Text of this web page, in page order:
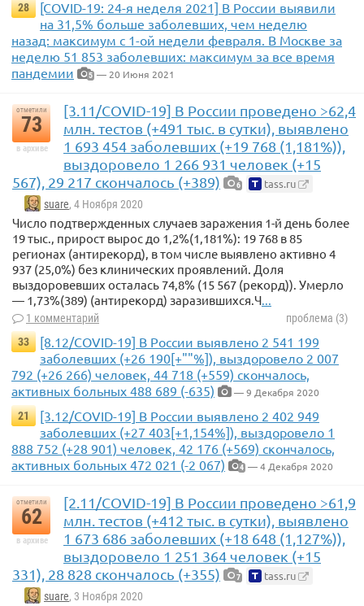
28
[COVID-19: 24-я неделя 2021] В России выявили
на 31,5% больше заболевших, чем неделю
назад: максимум с 1-ой недели февраля. В Москве за
неделю 51 853 заболевших: максимум за все время
пандемии
5 — 20 Июня 2021
отметили
73
в архиве
[3.11/COVID-19] В России проведено >62,4
млн. тестов (+491 тыс. в сутки), выявлено
1 693 454 заболевших (+19 768 (1,181%)),
выздоровело 1 266 931 человек (+15
567), 29 217 скончалось (+389)
6 tass.ru
suare, 4 Ноября 2020
Число подтвержденных случаев заражения 1-й день более
19 тыс., прирост вырос до 1,2%(1,181%): 19 768 в 85
регионах (антирекорд), в том числе выявлено активно 4
937 (25,0%) без клинических проявлений. Доля
выздоровевших осталась 74,8% (15 567 (рекорд)). Умерло
— 1,73%(389) (антирекорд) заразившихся.Ч...
1 комментарий
проблема (3)
33
[8.12/COVID-19] В России выявлено 2 541 199
заболевших (+26 190[+""%]), выздоровело 2 007
792 (+26 266) человек, 44 718 (+559) скончалось,
активных больных 488 689 (-635)
— 9 Декабря 2020
21
[3.12/COVID-19] В России выявлено 2 402 949
заболевших (+27 403[+1,154%]), выздоровело 1
888 752 (+28 901) человек, 42 176 (+569) скончалось,
активных больных 472 021 (-2 067)
4 — 4 Декабря 2020
отметили
62
в архиве
[2.11/COVID-19] В России проведено >61,9
млн. тестов (+412 тыс. в сутки), выявлено
1 673 686 заболевших (+18 648 (1,127%)),
выздоровело 1 251 364 человек (+15
331), 28 828 скончалось (+355)
7 tass.ru
suare, 3 Ноября 2020